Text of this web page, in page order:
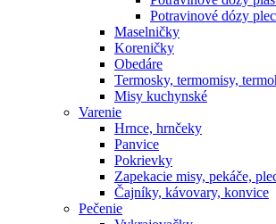
Potravinové dózy
Maselničky
Koreničky
Obedáre
Termosky, termomisy,
Misy kuchynské
Varenie
Hrnce, hrnčeky
Panvice
Pokrievky
Zapekacie misy, pekáče,
Čajníky, kávovary, konvice
Pečenie